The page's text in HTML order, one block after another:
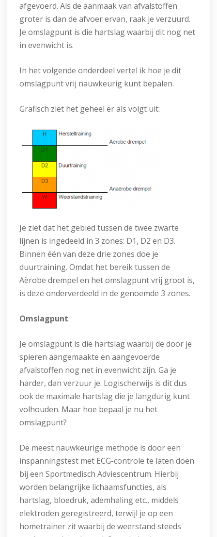
afgevoerd. Als de aanmaak van afvalstoffen
groter is dan de afvoer ervan, raak je verzuurd.
Je omslagpunt is die hartslag waarbij dit nog net
in evenwicht is.
In het volgende onderdeel vertel ik hoe je dit
omslagpunt vrij nauwkeurig kunt bepalen.
Grafisch ziet het geheel er als volgt uit:
Je ziet dat het gebied tussen de twee zwarte
lijnen is ingedeeld in 3 zones: D1, D2 en D3.
Binnen één van deze drie zones doe je
duurtraining. Omdat het bereik tussen de
Aërobe drempel en het omslagpunt vrij groot is,
is deze onderverdeeld in de genoemde 3 zones.
Omslagpunt
Je omslagpunt is die hartslag waarbij de door je
spieren aangemaakte en aangevoerde
afvalstoffen nog net in evenwicht zijn. Ga je
harder, dan verzuur je. Logischerwijs is dit dus
ook de maximale hartslag die je langdurig kunt
volhouden. Maar hoe bepaal je nu het
omslagpunt?
De meest nauwkeurige methode is door een
inspanningstest met ECG-controle te laten doen
bij een Sportmedisch Adviescentrum. Hierbij
worden belangrijke lichaamsfuncties, als
hartslag, bloedruk, ademhaling etc., middels
elektroden geregistreerd, terwijl je op een
hometrainer zit waarbij de weerstand steeds